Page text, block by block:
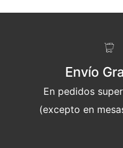
Envío
En pedidos
(excepto en